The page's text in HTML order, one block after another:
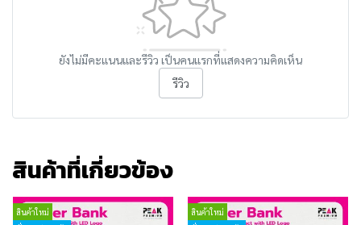
ยังไม่มีคะแนนและรีวิว เป็นคนแรกที่แสดงความคิดเห็น
รีวิว
สินค้าที่เกี่ยวข้อง
สินค้าใหม่
สินค้าใหม่